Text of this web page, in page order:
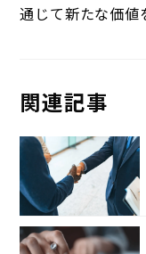
通じて新たな価値
関連記事